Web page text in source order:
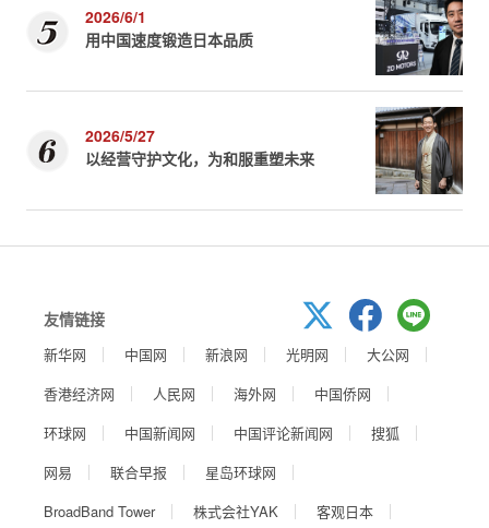
2026/6/1
用中国速度锻造日本品质
2026/5/27
以经营守护文化，为和服重塑未来
友情链接
新华网 中国网 新浪网 光明网
大公网
香港经济网
人民网 海外网
中国侨网
环球网
中国新闻网 中国评论新闻网
搜狐
网易
联合早报
星岛环球网
BroadBand Tower
株式会社YAK
客观日本